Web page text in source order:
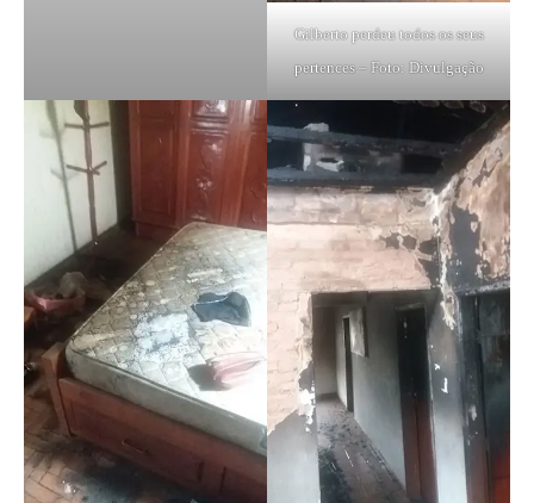
Gilberto perdeu todos os seus
pertences – Foto: Divulgação